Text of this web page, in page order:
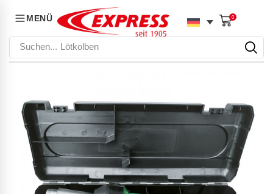
MENÜ 0
Suchen... Lötkolben